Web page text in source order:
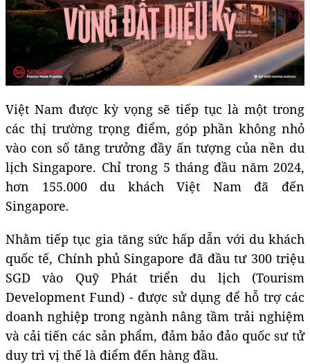
Việt Nam được kỳ vọng sẽ tiếp tục là một trong
các thị trường trọng điểm, góp phần không nhỏ
vào con số tăng trưởng đầy ấn tượng của nền du
lịch Singapore. Chỉ trong 5 tháng đầu năm 2024,
hơn 155.000 du khách Việt Nam đã đến
Singapore.
Nhằm tiếp tục gia tăng sức hấp dẫn với du khách
quốc tế, Chính phủ Singapore đã đầu tư 300 triệu
SGD vào Quỹ Phát triển du lịch (Tourism
Development Fund) - được sử dụng để hỗ trợ các
doanh nghiệp trong ngành nâng tầm trải nghiệm
và cải tiến các sản phẩm, đảm bảo đảo quốc sư tử
duy trì vị thế là điểm đến hàng đầu.